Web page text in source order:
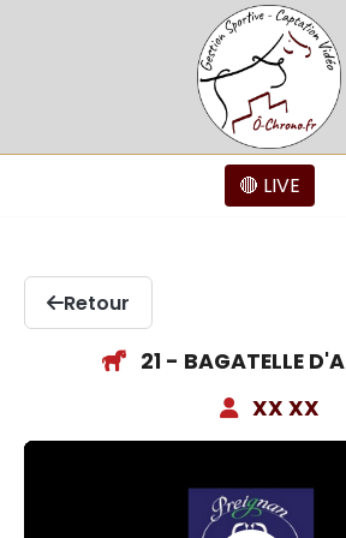
🔴 LIVE
Retour
21 - BAGATELLE
XX XX